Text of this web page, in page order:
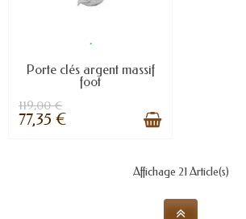
.
Porte clés argent massif
foot
119,00 €
77,35 €
Affichage 21 Article(s)